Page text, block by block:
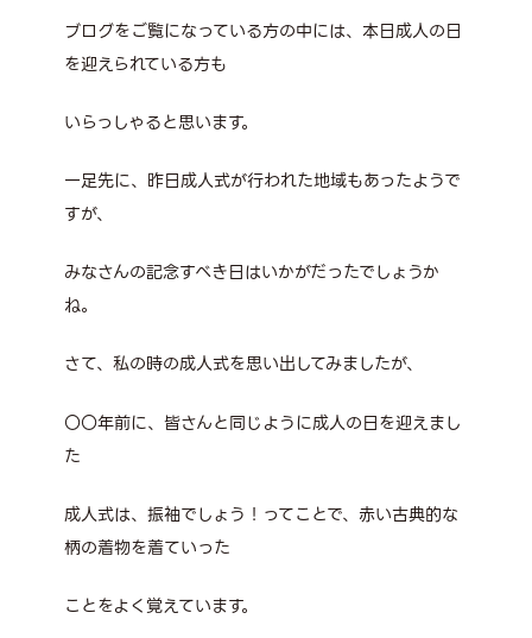
ブログをご覧になっている方の中には、本日成人の日
を迎えられている方も
いらっしゃると思います。
一足先に、昨日成人式が行われた地域もあったようで
すが、
みなさんの記念すべき日はいかがだったでしょうか
ね。
さて、私の時の成人式を思い出してみましたが、
〇〇年前に、皆さんと同じように成人の日を迎えまし
た
成人式は、振袖でしょう！ってことで、赤い古典的な
柄の着物を着ていった
ことをよく覚えています。